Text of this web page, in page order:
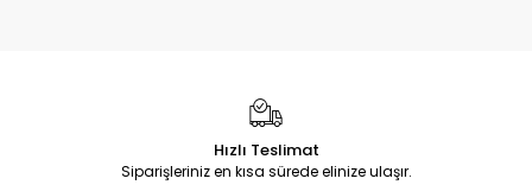
Hızlı Teslimat
Siparişleriniz en kısa sürede elinize ulaşır.